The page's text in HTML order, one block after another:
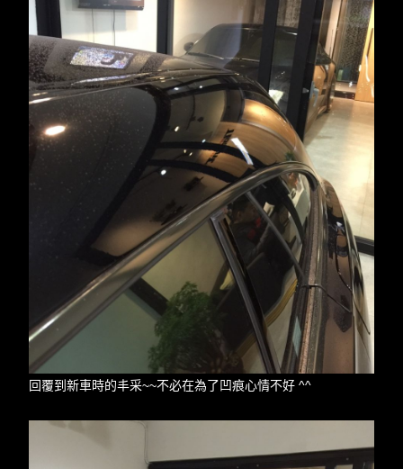
回覆到新車時的丰采~~不必在為了凹痕心情不好 ^^